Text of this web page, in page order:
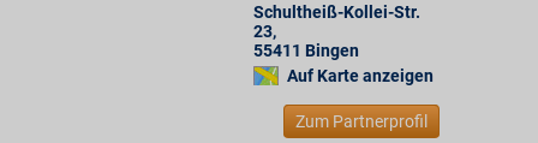
Schultheiß-Kollei-Str.
23,
55411 Bingen
Auf Karte anzeigen
Zum Partnerprofil